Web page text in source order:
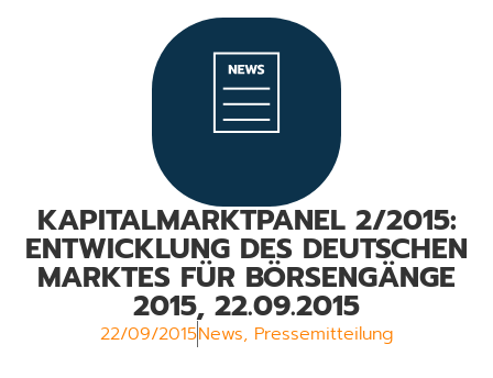
KAPITALMARKTPANEL 2/2015:
ENTWICKLUNG DES DEUTSCHEN
MARKTES FÜR BÖRSENGÄNGE
2015, 22.09.2015
22/09/2015News, Pressemitteilung